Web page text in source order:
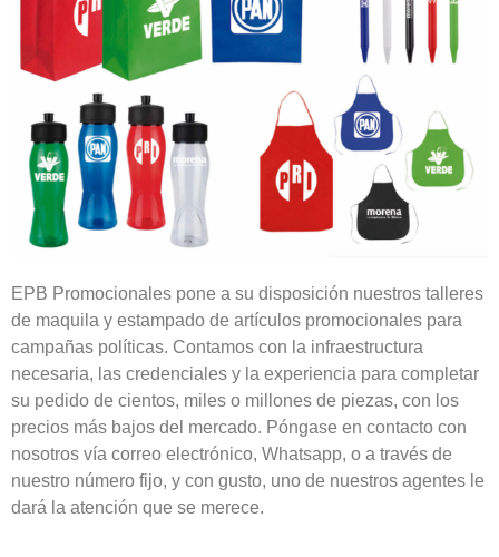
EPB Promocionales pone a su disposición nuestros talleres
de maquila y estampado de artículos promocionales para
campañas políticas. Contamos con la infraestructura
necesaria, las credenciales y la experiencia para completar
su pedido de cientos, miles o millones de piezas, con los
precios más bajos del mercado. Póngase en contacto con
nosotros vía correo electrónico, Whatsapp, o a través de
nuestro número fijo, y con gusto, uno de nuestros agentes le
dará la atención que se merece.